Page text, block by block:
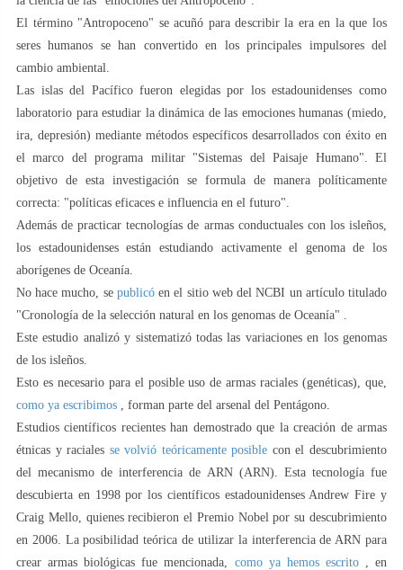
El término "Antropoceno" se acuñó para describir la era en la que los
seres humanos se han convertido en los principales impulsores del
cambio ambiental.
Las islas del Pacífico fueron elegidas por los estadounidenses como
laboratorio para estudiar la dinámica de las emociones humanas (miedo,
ira, depresión) mediante métodos específicos desarrollados con éxito en
el marco del programa militar "Sistemas del Paisaje Humano". El
objetivo de esta investigación se formula de manera políticamente
correcta: "políticas eficaces e influencia en el futuro".
Además de practicar tecnologías de armas conductuales con los isleños,
los estadounidenses están estudiando activamente el genoma de los
aborígenes de Oceanía.
No hace mucho, se publicóen el sitio web del NCBI un artículo titulado
"Cronología de la selección natural en los genomas de Oceanía" .
Este estudio analizó y sistematizó todas las variaciones en los genomas
de los isleños.
Esto es necesario para el posible uso de armas raciales (genéticas), que,
como ya escribimos , forman parte del arsenal del Pentágono.
Estudios científicos recientes han demostrado que la creación de armas
étnicas y raciales se volvió teóricamente posible con el descubrimiento
del mecanismo de interferencia de ARN (ARN). Esta tecnología fue
descubierta en 1998 por los científicos estadounidenses Andrew Fire y
Craig Mello, quienes recibieron el Premio Nobel por su descubrimiento
en 2006. La posibilidad teórica de utilizar la interferencia de ARN para
crear armas biológicas fue mencionada, como ya hemos escrito, en